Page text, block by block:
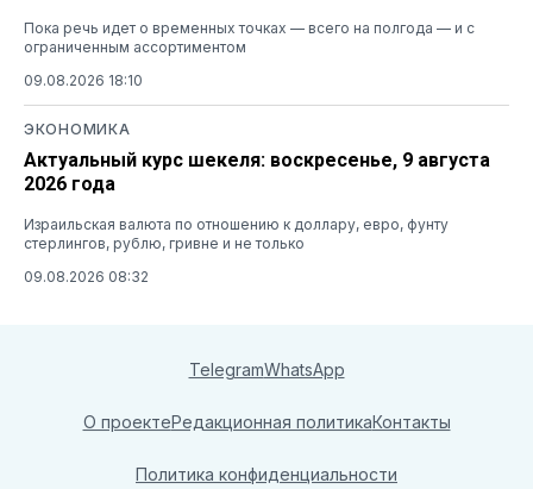
Пока речь идет о временных точках — всего на полгода — и с
ограниченным ассортиментом
09.08.2026 18:10
ЭКОНОМИКА
Актуальный курс шекеля: воскресенье, 9 августа
2026 года
Израильская валюта по отношению к доллару, евро, фунту
стерлингов, рублю, гривне и не только
09.08.2026 08:32
TelegramWhatsApp
О проектеРедакционная политикаКонтакты
Политика конфиденциальности